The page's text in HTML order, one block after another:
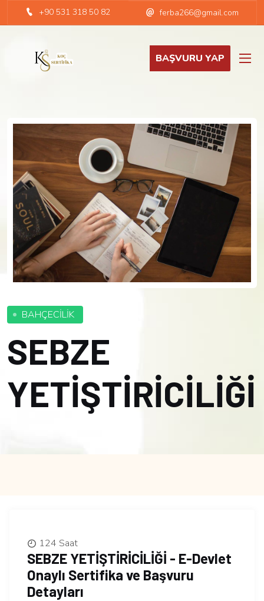
+90 531 318 50 82 ferba266@gmail.com
BAŞVURU YAP
BAHÇECİLİK
SEBZE
YETİŞTİRİCİLİĞİ
124 Saat
SEBZE YETİŞTİRİCİLİĞİ - E-Devlet
Onaylı Sertifika ve Başvuru
Detayları